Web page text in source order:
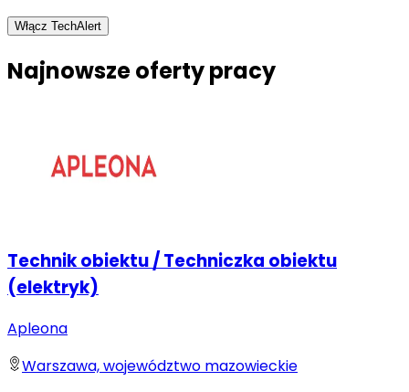
Włącz TechAlert
Najnowsze oferty pracy
Technik obiektu / Techniczka obiektu
(elektryk)
Apleona
Warszawa, województwo mazowieckie